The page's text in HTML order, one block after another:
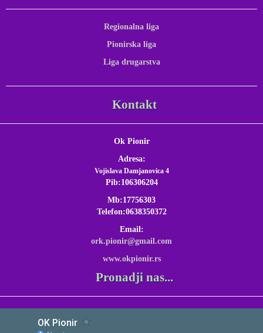
Regionalna liga
Pionirska liga
Liga drugarstva
Kontakt
Ok Pionir
Adresa:
Vojislava Damjanovica 4
Pib:106306204
Mb:17756303
Telefon:0638350372
Email:
ork.pionir@gmail.com
www.okpionir.rs
Pronadji nas...